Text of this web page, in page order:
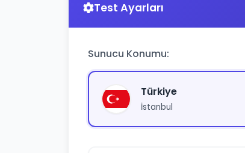
Test Ayarları
Sunucu Konumu:
Türkiye
İstanbul